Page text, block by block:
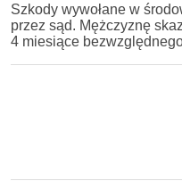
Szkody wywołane w
przez sąd. Mężczyznę
4 miesiące